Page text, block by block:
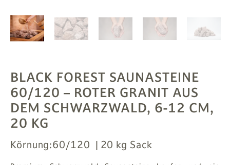
SUCHE
ANMELDEN
BLACK FOREST SAUNASTEINE
60/120 – ROTER GRANIT AUS
DEM SCHWARZWALD, 6-12 CM,
20 KG
Körnung:60/120 20 kg Sack